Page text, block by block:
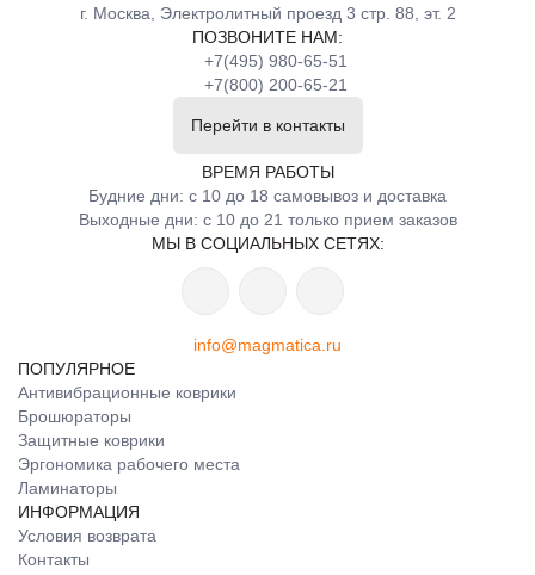
г. Москва, Электролитный проезд 3 стр. 88, эт. 2
ПОЗВОНИТЕ НАМ:
+7(495) 980-65-51
+7(800) 200-65-21
Перейти в контакты
ВРЕМЯ РАБОТЫ
Будние дни: с 10 до 18 самовывоз и доставка
Выходные дни: с 10 до 21 только прием заказов
МЫ В СОЦИАЛЬНЫХ СЕТЯХ:
info@magmatica.ru
ПОПУЛЯРНОЕ
Антивибрационные коврики
Брошюраторы
Защитные коврики
Эргономика рабочего места
Ламинаторы
ИНФОРМАЦИЯ
Условия возврата
Контакты